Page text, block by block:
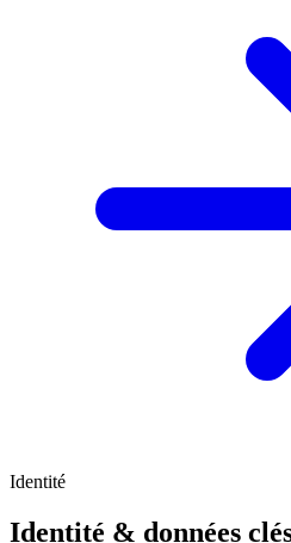
Identité
Identité & données